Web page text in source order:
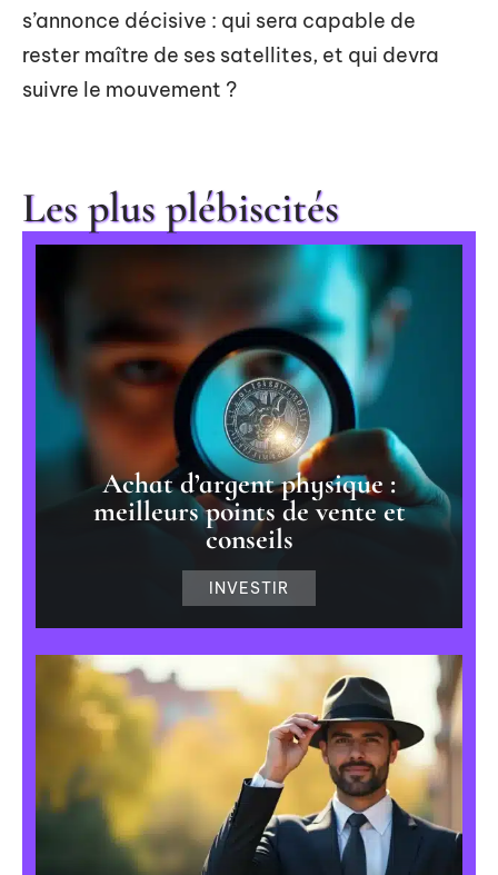
s’annonce décisive : qui sera capable de
rester maître de ses satellites, et qui devra
suivre le mouvement ?
Les plus plébiscités
Achat d’argent physique :
meilleurs points de vente et
conseils
INVESTIR